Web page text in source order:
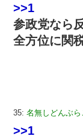
>>1
参政党なら
全方位に関
35: 名無しどんぶら
>>1